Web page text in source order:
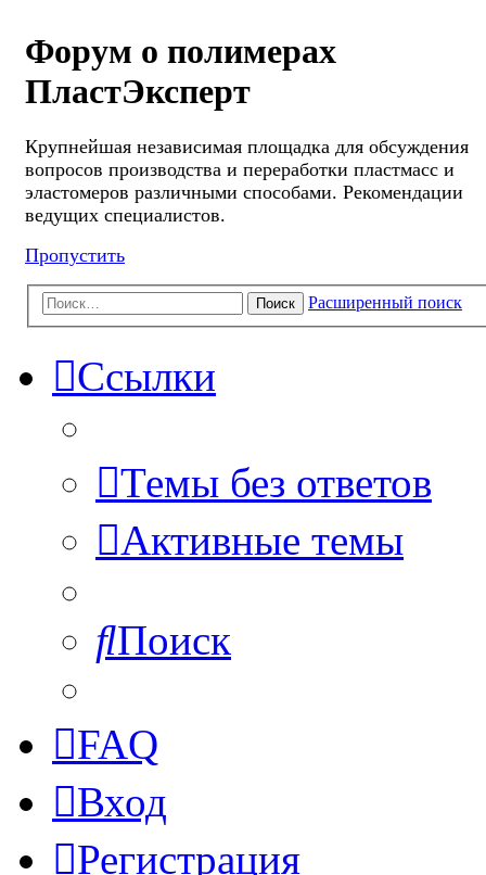
Форум о полимерах
ПластЭксперт
Крупнейшая независимая площадка для обсуждения
вопросов производства и переработки пластмасс и
эластомеров различными способами. Рекомендации
ведущих специалистов.
Пропустить
Поиск Расширенный поиск
Ссылки
Темы без ответов
Активные темы
Поиск
FAQ
Вход
Регистрация